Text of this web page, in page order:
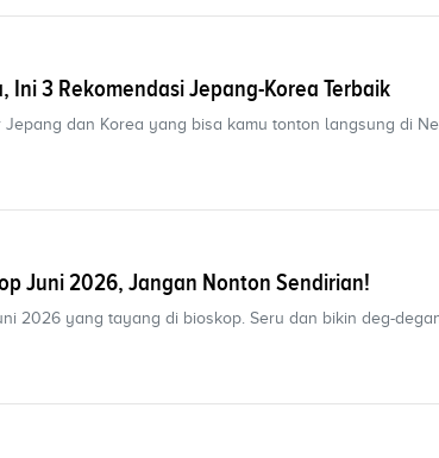
3 Rekomendasi Jepang-Korea Terbaik
dan Korea yang bisa kamu tonton langsung di
Juni 2026, Jangan Nonton Sendirian!
2026 yang tayang di bioskop. Seru dan bikin deg-